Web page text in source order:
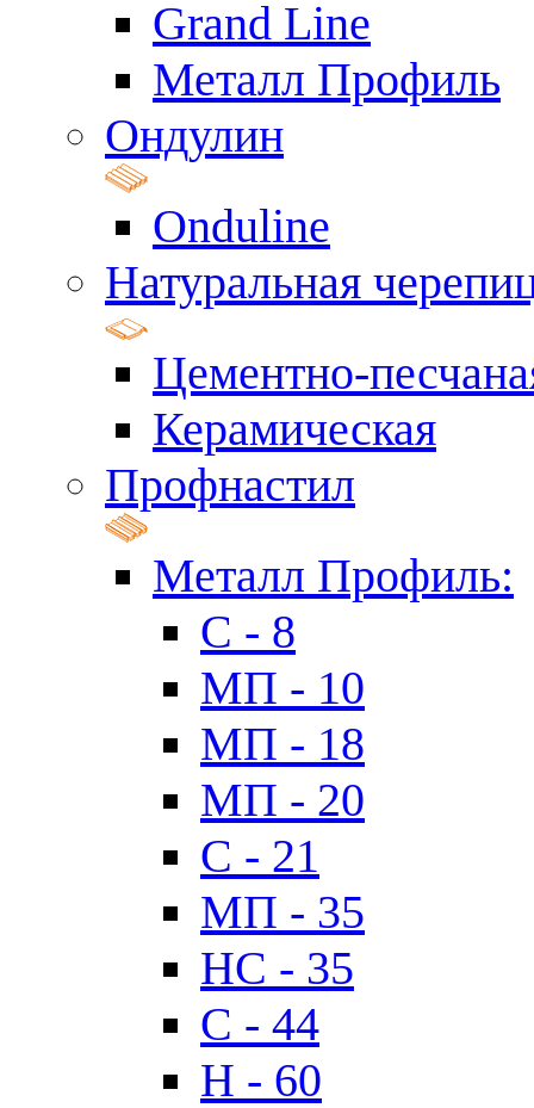
Grand Line
Металл Профиль
Ондулин
Onduline
Натуральная
Цементно-
Керамическая
Профнастил
Металл Профиль:
C - 8
МП - 10
МП - 18
МП - 20
C - 21
МП - 35
HC - 35
C - 44
H - 60